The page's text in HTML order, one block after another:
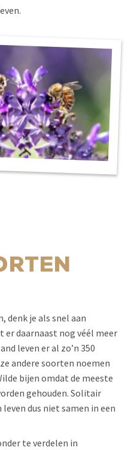
denk je als snel aan
er daarnaast nog véél meer
leven er al zo’n 350
andere soorten noemen
bijen omdat de meeste
gehouden. Solitair
leven dus niet samen in een
te verdelen in